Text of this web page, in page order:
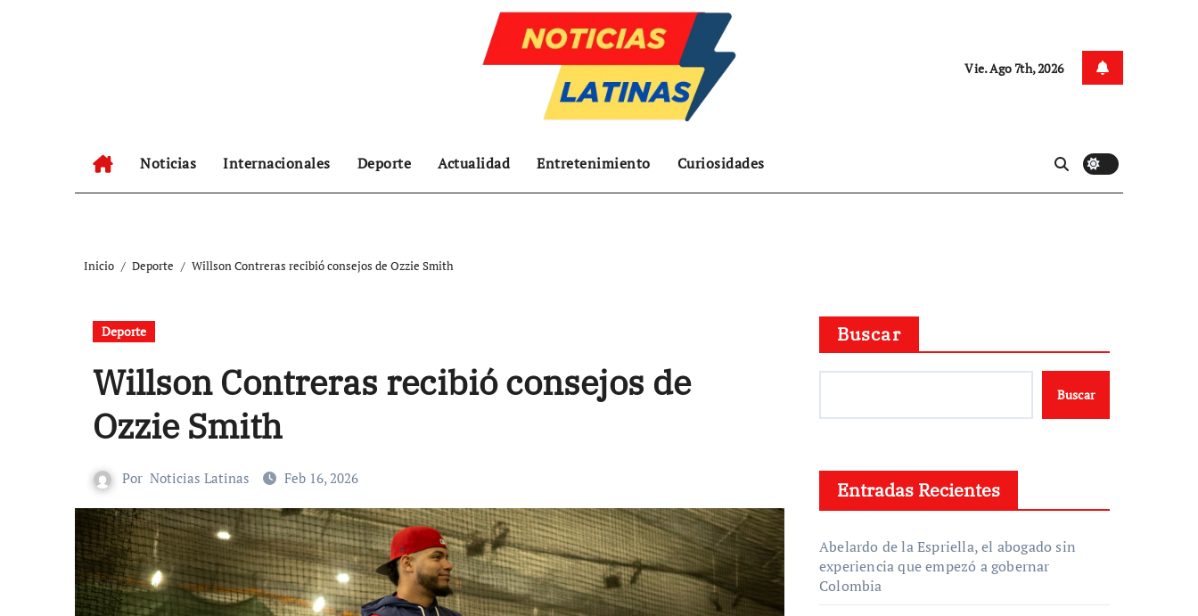
Vie. Ago 7th, 2026
Noticias Internacionales Deporte Actualidad Entretenimiento Curiosidades
Inicio Deporte Willson Contreras recibió consejos de Ozzie Smith
Deporte
Willson Contreras recibió consejos de
Ozzie Smith
Por Noticias Latinas Feb 16, 2026
Buscar
Buscar
Entradas Recientes
Abelardo de la Espriella, el abogado sin
experiencia que empezó a gobernar
Colombia